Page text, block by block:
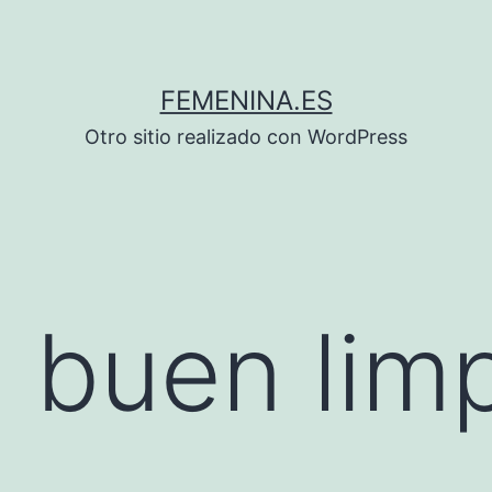
FEMENINA.ES
Otro sitio realizado con WordPress
buen